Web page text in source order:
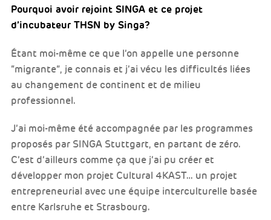
Pourquoi avoir rejoint SINGA et ce projet
d’incubateur THSN by Singa?
Étant moi-même ce que l’on appelle une personne
“migrante”, je connais et j’ai vécu les difficultés liées
au changement de continent et de milieu
professionnel.
J’ai moi-même été accompagnée par les programmes
proposés par SINGA Stuttgart, en partant de zéro.
C’est d’ailleurs comme ça que j’ai pu créer et
développer mon projet Cultural 4KAST… un projet
entrepreneurial avec une équipe interculturelle basée
entre Karlsruhe et Strasbourg.